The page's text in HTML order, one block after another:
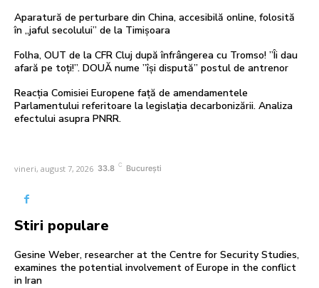
Aparatură de perturbare din China, accesibilă online, folosită
în „jaful secolului” de la Timișoara
Folha, OUT de la CFR Cluj după înfrângerea cu Tromso! ”Îi dau
afară pe toți!”. DOUĂ nume ”își dispută” postul de antrenor
Reacția Comisiei Europene față de amendamentele
Parlamentului referitoare la legislația decarbonizării. Analiza
efectului asupra PNRR.
vineri, august 7, 2026 33.8 C București
Stiri populare
Gesine Weber, researcher at the Centre for Security Studies,
examines the potential involvement of Europe in the conflict
in Iran